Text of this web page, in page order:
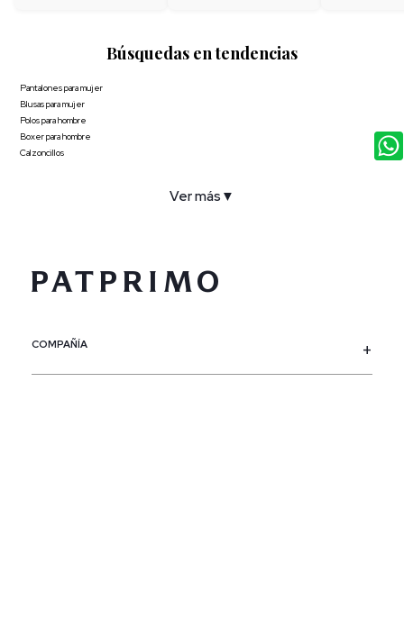
Búsquedas en tendencias
Pantalones para mujer
Blusas para mujer
Polos para hombre
Boxer para hombre
Calzoncillos
Ver más ▼
COMPAÑÍA